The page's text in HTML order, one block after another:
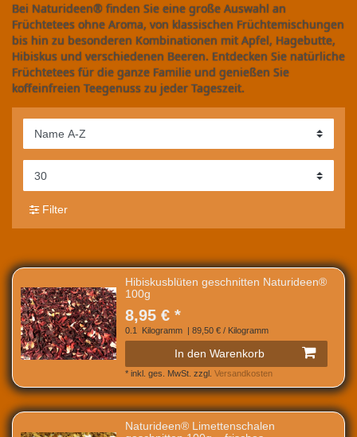
Bei Naturideen® finden Sie eine große Auswahl an
Früchtetees ohne Aroma, von klassischen Früchtemischungen
bis hin zu besonderen Kombinationen mit Apfel, Hagebutte,
Hibiskus und verschiedenen Beeren. Entdecken Sie natürliche
Früchtetees für die ganze Familie und genießen Sie
koffeinfreien Teegenuss zu jeder Tageszeit.
Filter
Hibiskusblüten geschnitten Naturideen®
100g
8,95 € *
0.1 Kilogramm | 89,50 € / Kilogramm
In den Warenkorb
* inkl. ges. MwSt. zzgl. Versandkosten
Naturideen® Limettenschalen